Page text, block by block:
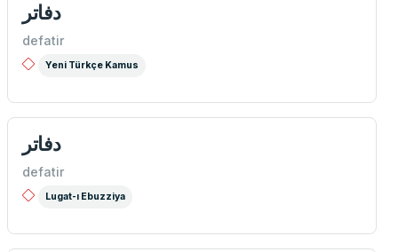
دفاتر
defatir
Yeni Türkçe Kamus
دفاتر
defatir
Lugat-ı Ebuzziya